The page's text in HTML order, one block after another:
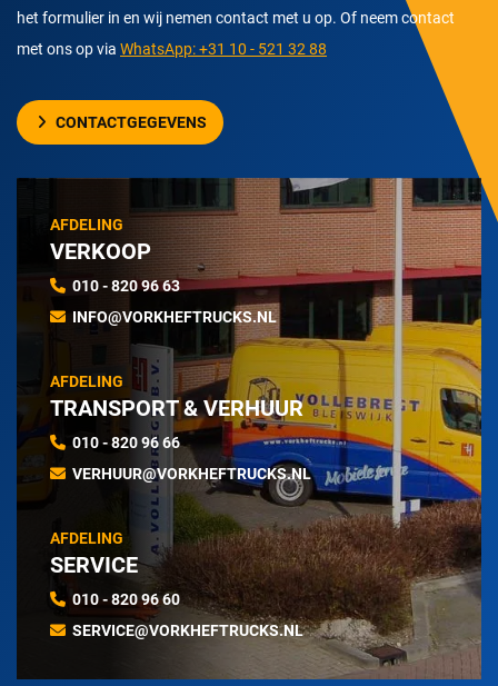
het formulier in en wij nemen contact met u op. Of neem contact
met ons op via WhatsApp: +31 10 - 521 32 88
CONTACTGEGEVENS
AFDELING
VERKOOP
010 - 820 96 63
INFO@VORKHEFTRUCKS.NL
AFDELING
TRANSPORT & VERHUUR
010 - 820 96 66
VERHUUR@VORKHEFTRUCKS.NL
AFDELING
SERVICE
010 - 820 96 60
SERVICE@VORKHEFTRUCKS.NL